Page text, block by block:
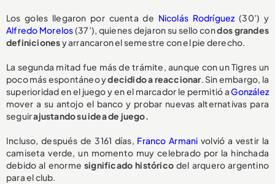
Los goles llegaron por cuenta de Nicolás Rodríguez (30’) y
Alfredo Morelos(37’), quienes dejaron su sello condos grandes
definicionesy arrancaron el semestre con el pie derecho.
La segunda mitad fue más de trámite, aunque con un Tigres un
poco más espontáneo ydecidido a reaccionar. Sin embargo, la
superioridad en el juego y en el marcador le permitió aGonzález
mover a su antojo el banco y probar nuevas alternativas para
seguirajustando su idea de juego.
Incluso, después de 3161 días, Franco Armanivolvió a vestir la
camiseta verde, un momento muy celebrado por la hinchada
debido al enorme significado histórico del arquero argentino
para el club.